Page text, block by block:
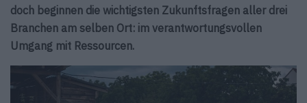
doch beginnen die wichtigsten Zukunftsfragen aller drei
Branchen am selben Ort: im verantwortungsvollen
Umgang mit Ressourcen.